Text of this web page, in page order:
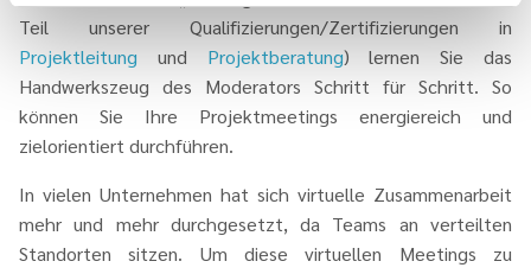
Teil unserer Qualifizierungen/Zertifizierungen in
Projektleitung und Projektberatung) lernen Sie das
Handwerkszeug des Moderators Schritt für Schritt. So
können Sie Ihre Projektmeetings energiereich und
zielorientiert durchführen.
In vielen Unternehmen hat sich virtuelle Zusammenarbeit
mehr und mehr durchgesetzt, da Teams an verteilten
Standorten sitzen. Um diese virtuellen Meetings zu